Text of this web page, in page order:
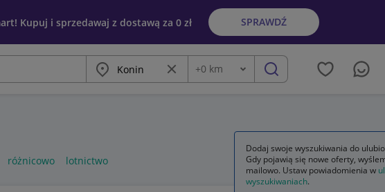
Kupuj i sprzedawaj z dostawą za 0 zł SPRAWDŹ
Miasto Wyczyść frazę
Odległość
+0 km szukaj
różnicowo lotnictwo
Dodaj swoje wyszukiwania do
Gdy pojawią się nowe oferty,
mailowo. Ustaw powiadomienia w
wyszukiwaniach.